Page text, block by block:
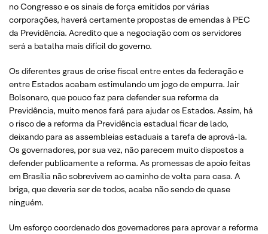
no Congresso e os sinais de força emitidos por várias
corporações, haverá certamente propostas de emendas à PEC
da Previdência. Acredito que a negociação com os servidores
será a batalha mais difícil do governo.
Os diferentes graus de crise fiscal entre entes da federação e
entre Estados acabam estimulando um jogo de empurra. Jair
Bolsonaro, que pouco faz para defender sua reforma da
Previdência, muito menos fará para ajudar os Estados. Assim, há
o risco de a reforma da Previdência estadual ficar de lado,
deixando para as assembleias estaduais a tarefa de aprová-la.
Os governadores, por sua vez, não parecem muito dispostos a
defender publicamente a reforma. As promessas de apoio feitas
em Brasília não sobrevivem ao caminho de volta para casa. A
briga, que deveria ser de todos, acaba não sendo de quase
ninguém.
Um esforço coordenado dos governadores para aprovar a reforma